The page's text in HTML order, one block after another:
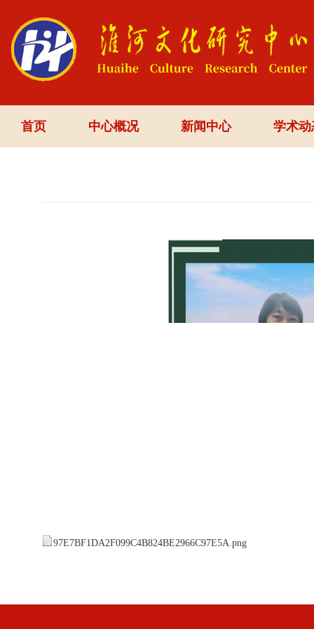
首页 中心概况 新闻中心 学术动
97E7BF1DA2F099C4B824BE2966C97E5A.png